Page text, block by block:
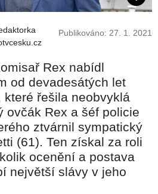
Publikováno: 27. 1. 2021
Rex nabídl
od devadesátých let
které řešila neobvyklá
ovčák Rex a šéf policie
ztvárnil sympatický
(61). Ten získal za roli
ocenění a postava
největší slávy v jeho